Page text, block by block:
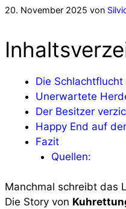
20. November 2025 von
Die
Unerwartete
Der Besitzer
Happy End auf
Fazit
Quellen:
Manchmal schreibt das
Die Story von